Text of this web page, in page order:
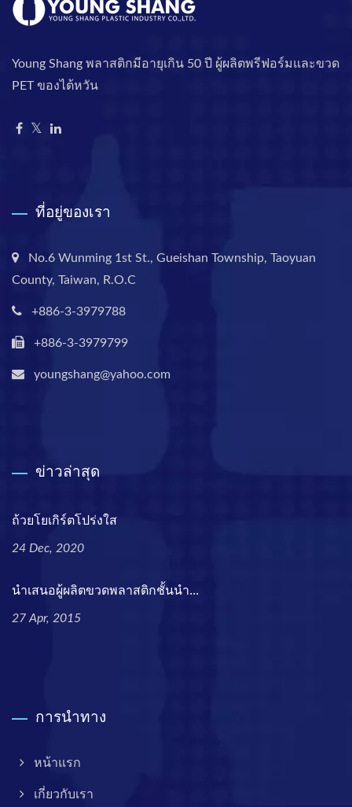
Young Shang พลาสติกมีอายุเกิน 50 ปี ผู้ผลิตพรีฟอร์มและขวด
PET ของไต้หวัน
ที่อยู่ของเรา
No.6 Wunming 1st St., Gueishan Township, Taoyuan
County, Taiwan, R.O.C
+886-3-3979788
+886-3-3979799
youngshang@yahoo.com
ข่าวล่าสุด
ถ้วยโยเกิร์ตโปร่งใส
24 Dec, 2020
นำเสนอผู้ผลิตขวดพลาสติกชั้นนำ...
27 Apr, 2015
การนำทาง
หน้าแรก
เกี่ยวกับเรา